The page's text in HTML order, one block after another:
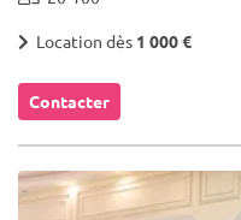
Location dès 1 000 €
Contacter